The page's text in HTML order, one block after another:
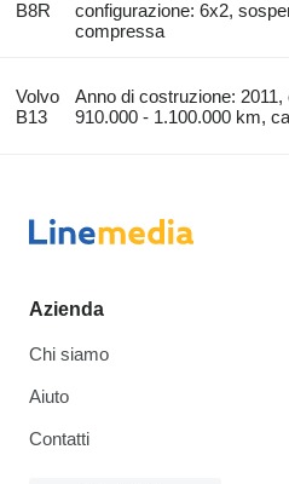
B8R
configurazione: 6x2,
compressa
Volvo
B13
Anno di costruzione: 2011,
910.000 - 1.100.000 km,
Azienda
Chi siamo
Aiuto
Contatti